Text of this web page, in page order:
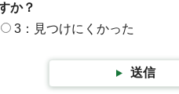
か？
3：見つけにくかった
送信